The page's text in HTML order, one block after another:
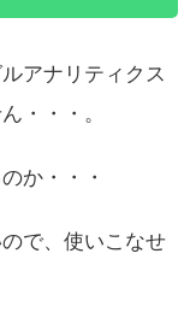
アナリティクス
・・・。
か・・・
で、使いこなせ